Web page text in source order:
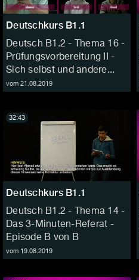
Deutschkurs B1.1
Deutsch B1.2 - Thema 16 -
Prüfungsvorbereitung II -
Sich selbst und andere...
vom 21.08.2019
Deutschkurs B1.1
Deutsch B1.2 - Thema 14 -
Das 3-Minuten-Referat -
Episode B von B
vom 19.08.2019
32:43